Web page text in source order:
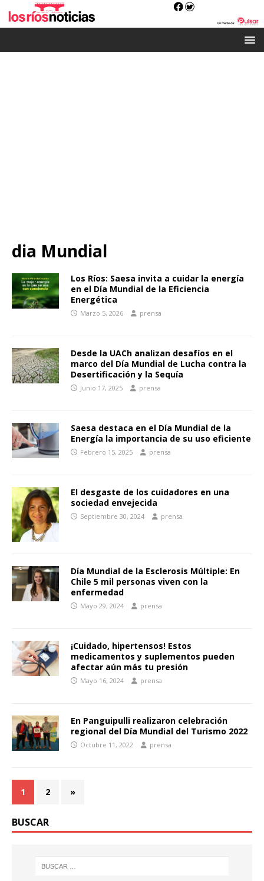
dia Mundial
Los Ríos: Saesa invita a cuidar la energía
en el Día Mundial de la Eficiencia
Energética
Marzo 5, 2026 prensa
Desde la UACh analizan desafíos en el
marco del Día Mundial de Lucha contra la
Desertificación y la Sequía
Junio 17, 2025 prensa
Saesa destaca en el Día Mundial de la
Energía la importancia de su uso eficiente
Febrero 15, 2025 prensa
El desgaste de los cuidadores en una
sociedad envejecida
Septiembre 30, 2024 prensa
Día Mundial de la Esclerosis Múltiple: En
Chile 5 mil personas viven con la
enfermedad
Mayo 29, 2024 prensa
¡Cuidado, hipertensos! Estos
medicamentos y suplementos pueden
afectar aún más tu presión
Mayo 16, 2024 prensa
En Panguipulli realizaron celebración
regional del Día Mundial del Turismo 2022
Octubre 11, 2022 prensa
1 2 »
BUSCAR